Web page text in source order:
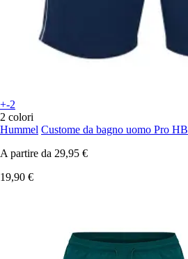
+-2
2 colori
Hummel Custome da bagno uomo Pro HB
A partire da 29,95 €
19,90 €